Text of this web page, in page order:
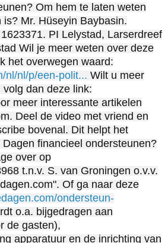
Om hem te laten weten
Mr. Hüseyin Baybasin.
PI Lelystad, Larserdreef
Wil je meer weten over deze
het overwegen waard:
nl/nl/p/een-polit... Wilt u meer
dan deze link:
meer interessante artikelen
Deel de video met vriend en
bovenal. Dit helpt het
financieel ondersteunen?
over op
t.n.v. S. van Groningen o.v.v.
Of ga naar deze
ondersteun-
o.a. bijgedragen aan
de gasten),
apparatuur en de inrichting van